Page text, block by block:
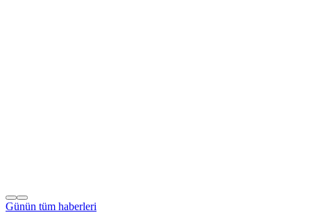
Günün tüm haberleri